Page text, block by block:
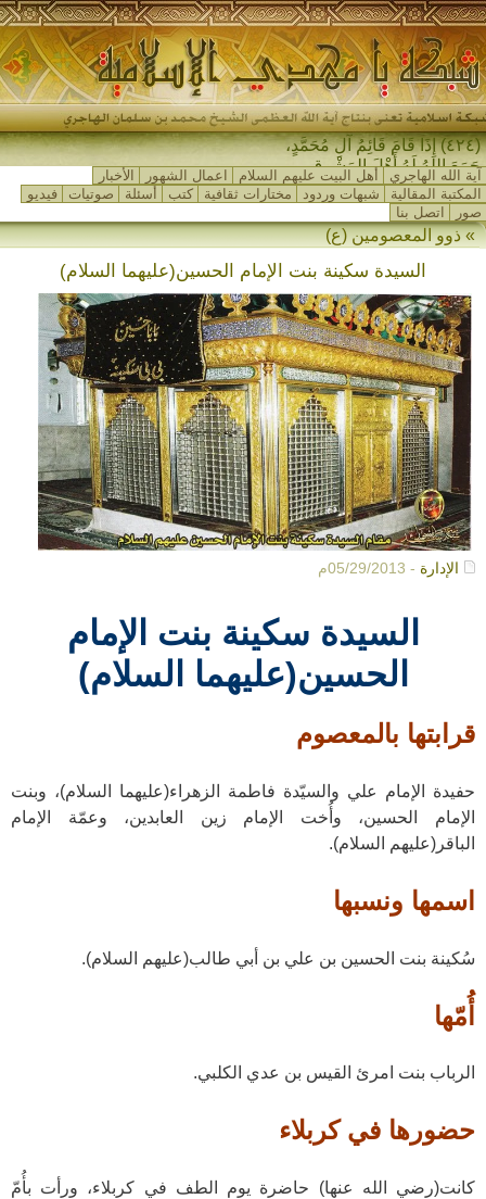
(٤٢٤) إِذَا قَامَ قَائِمُ آلِ مُحَمَّدٍ،
جَمَعَ اللهُ لَهُ أَهْلَ المَشْرِقِ وَأَه-
آية الله الهاجري أهل البيت عليهم السلام اعمال الشهور
الأخبار
المكتبة المقالية
شبهات وردود مختارات ثقافية كتب أسئلة صوتيات
فيديو
صور
اتصل بنا
» ذوو المعصومين (ع)
السيدة سكينة بنت الإمام الحسين(عليهما السلام)
الإدارة - 05/29/2013م
السيدة سكينة بنت الإمام
الحسين(عليهما السلام)
قرابتها بالمعصوم
حفيدة الإمام علي والسيّدة فاطمة الزهراء(عليهما السلام)، وبنت
الإمام الحسين، وأُخت الإمام زين العابدين، وعمّة الإمام
الباقر(عليهم السلام).
اسمها ونسبها
سُكينة بنت الحسين بن علي بن أبي طالب(عليهم السلام).
أُمّها
الرباب بنت امرئ القيس بن عدي الكلبي.
حضورها في كربلاء
كانت(رضي الله عنها) حاضرة يوم الطف في كربلاء، ورأت بأُمّ